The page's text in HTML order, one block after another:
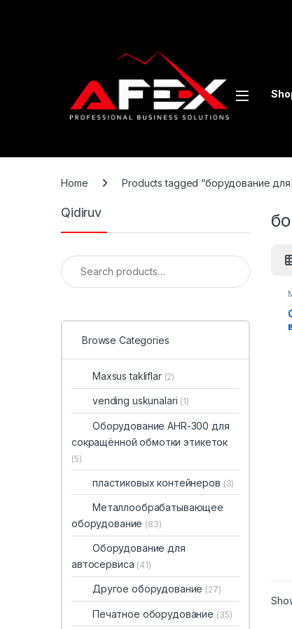
Home Products tagged “борудование
Qidiruv
Search for:
Browse Categories
Maxsus takliflar (2)
vending uskunalari (1)
Оборудование AHR-300 для
сокращённой обмотки этикеток
(5)
пластиковых контейнеров (3)
Металлообрабатывающее
оборудование (83)
Оборудование для
автосервиса (41)
Другое оборудование (27)
Печатное оборудование (35)